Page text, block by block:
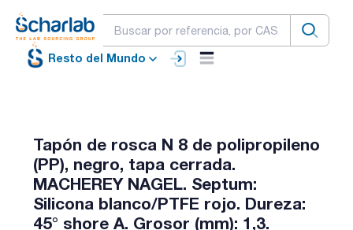
Resto del Mundo
Tapón de rosca N 8 de polipropileno
(PP), negro, tapa cerrada.
MACHEREY NAGEL. Septum:
Silicona blanco/PTFE rojo. Dureza:
45° shore A. Grosor (mm): 1,3.